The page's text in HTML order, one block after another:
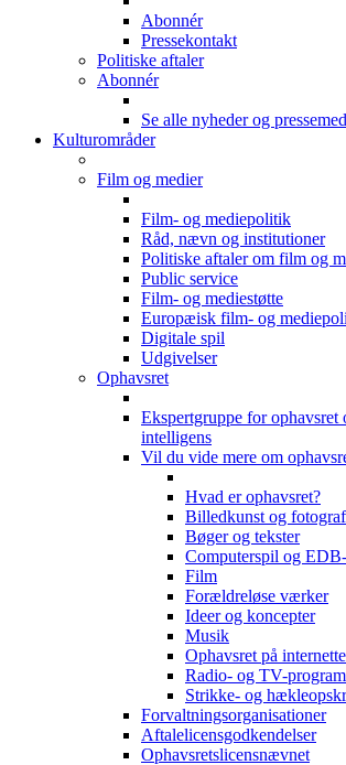
Abonnér
Pressekontakt
Politiske aftaler
Abonnér
Se alle nyheder og
Kulturområder
Film og medier
Film- og mediepolitik
Råd, nævn og institutioner
Politiske aftaler om film og
Public service
Film- og mediestøtte
Europæisk film- og
Digitale spil
Udgivelser
Ophavsret
Ekspertgruppe for ophavsret
intelligens
Vil du vide mere om
Hvad er ophavsret?
Billedkunst og
Bøger og tekster
Computerspil og
Film
Forældreløse værker
Ideer og koncepter
Musik
Ophavsret på
Radio- og TV-
Strikke- og
Forvaltningsorganisationer
Aftalelicensgodkendelser
Ophavsretslicensnævnet